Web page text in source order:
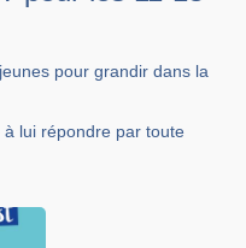
pour grandir dans la
lui répondre par toute